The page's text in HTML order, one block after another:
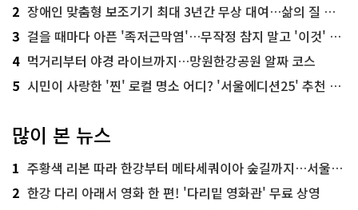
2 장애인 맞춤형 보조기기 최대 3년간 무상 대여…삶의 질 높인다
3 걸을 때마다 아픈 '족저근막염'…무작정 참지 말고 '이것' 해보세요!
4 먹거리부터 야경 라이브까지…망원한강공원 알짜 코스
5 시민이 사랑한 '찐' 로컬 명소 어디? '서울에디션25' 추천 코스
많이 본 뉴스
1 주황색 리본 따라 한강부터 메타세쿼이아 숲길까지…서울둘레길 15코스
2 한강 다리 아래서 영화 한 편! '다리밑 영화관' 무료 상영